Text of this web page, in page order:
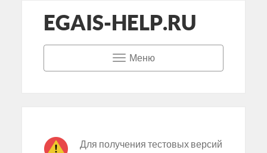
EGAIS-HELP.RU
Меню
Для получения тестовых версий